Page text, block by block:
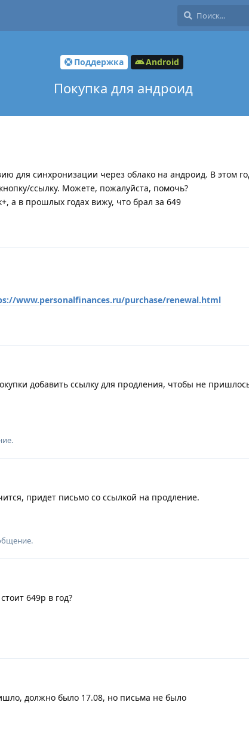
Поддержка Android
Покупка для андроид
для синхронизации через облако на андроид. В этом
ссылку. Можете, пожалуйста, помочь?
а в прошлых годах вижу, что брал за 649
www.personalfinances.ru/purchase/renewal.html
добавить ссылку для продления, чтобы не
придет письмо со ссылкой на продление.
649р в год?
должно было 17.08, но письма не было